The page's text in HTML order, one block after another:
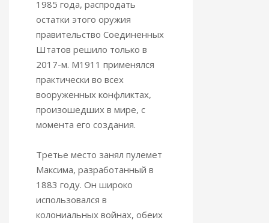
1985 года, распродать
остатки этого оружия
правительство Соединенных
Штатов решило только в
2017-м. M1911 применялся
практически во всех
вооруженных конфликтах,
произошедших в мире, с
момента его создания.
Третье место занял пулемет
Максима, разработанный в
1883 году. Он широко
использовался в
колониальных войнах, обеих